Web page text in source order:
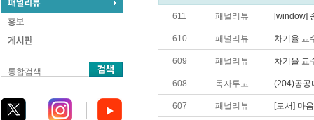
통합검색
611 패널리뷰 [window]
610 패널리뷰 차기율 교
609 패널리뷰 차기율 교
608 독자투고 (204)공공
607 패널리뷰 [도서] 마